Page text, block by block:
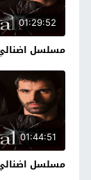
01:29:52
مسلسل اضنالي
01:44:51
مسلسل اضنالي